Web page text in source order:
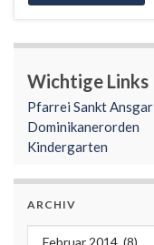
Wichtige Links
Pfarrei Sankt Ansgar
Dominikanerorden
Kindergarten
ARCHIV
Archiv